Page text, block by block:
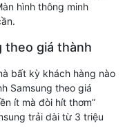
hình thông minh
theo giá thành
bất kỳ khách hàng nào
Samsung theo giá
ít mà đòi hít thơm”
trải dài từ 3 triệu